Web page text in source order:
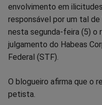
envolvimento em
responsável por um tal de
nesta segunda-feira (5) o
julgamento do Habeas
Federal (STF).
O blogueiro afirma que o
petista.